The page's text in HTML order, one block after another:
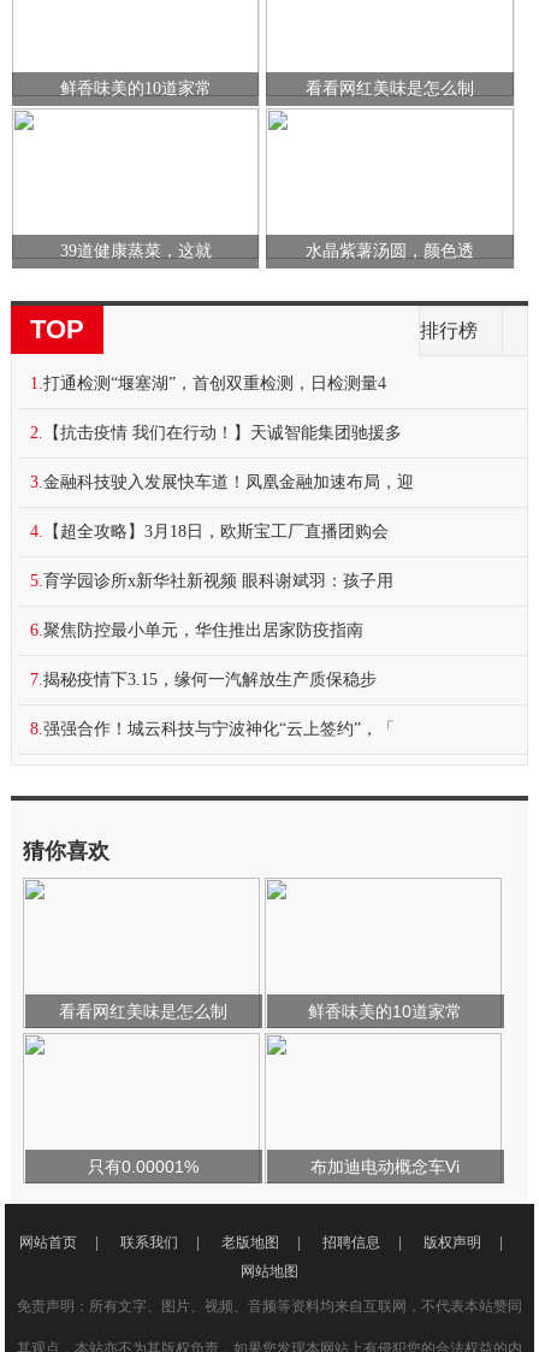
鲜香味美的10道家常 看看网红美味是怎么制
39道健康蒸菜，这就 水晶紫薯汤圆，颜色透
TOP 排行榜
1. 打通检测“堰塞湖”，首创双重检测，日检测量4
2. 【抗击疫情 我们在行动！】天诚智能集团驰援多
3. 金融科技驶入发展快车道！凤凰金融加速布局，迎
4. 【超全攻略】3月18日，欧斯宝工厂直播团购会
5. 育学园诊所x新华社新视频 眼科谢斌羽：孩子用
6. 聚焦防控最小单元，华住推出居家防疫指南
7. 揭秘疫情下3.15，缘何一汽解放生产质保稳步
8. 强强合作！城云科技与宁波神化“云上签约”，「
猜你喜欢
看看网红美味是怎么制 鲜香味美的10道家常
只有0.00001% 布加迪电动概念车Vi
网站首页 | 联系我们 | 老版地图 | 招聘信息 | 版权声明
|
网站地图
免责声明：所有文字、图片、视频、音频等资料均来自互联网，不代表本站赞同
其观点，本站亦不为其版权负责，如果您发现本网站上有侵犯您的合法权益的内